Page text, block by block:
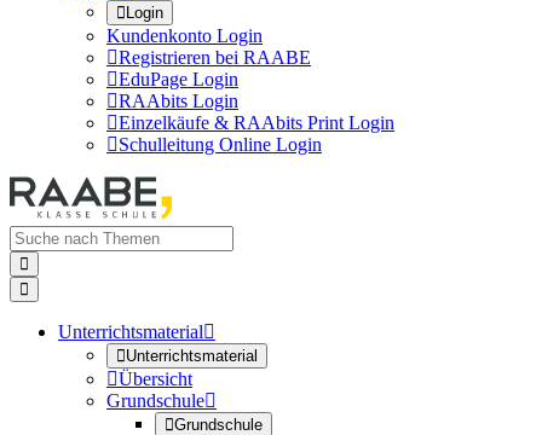
Login
Kundenkonto Login
Registrieren bei RAABE
EduPage Login
RAAbits Login
Einzelkäufe & RAAbits Print Login
Schulleitung Online Login


Unterrichtsmaterial
Unterrichtsmaterial
Übersicht
Grundschule
Grundschule